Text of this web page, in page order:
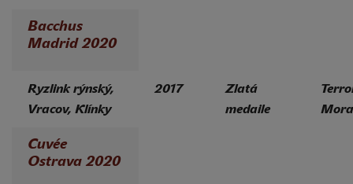
Bacchus
Madrid 2020
Ryzlink rýnský,
Vracov, Klínky
2017
Zlatá
medaile
Cuvée
Ostrava 2020